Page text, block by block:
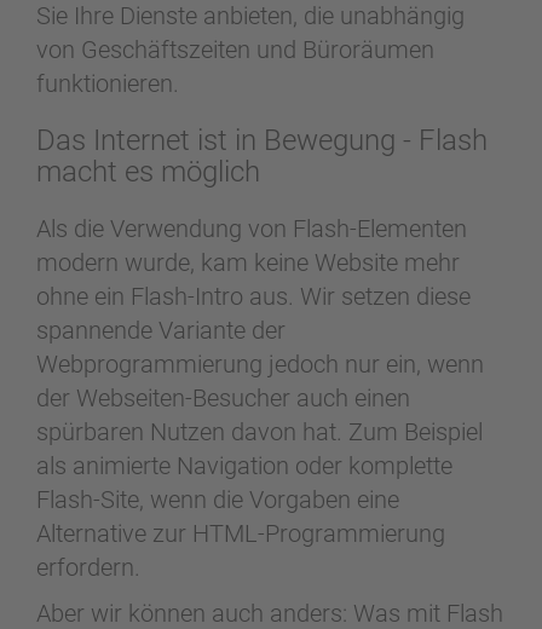
Sie Ihre Dienste anbieten, die unabhängig
von Geschäftszeiten und Büroräumen
funktionieren.
Das Internet ist in Bewegung - Flash
macht es möglich
Als die Verwendung von Flash-Elementen
modern wurde, kam keine Website mehr
ohne ein Flash-Intro aus. Wir setzen diese
spannende Variante der
Webprogrammierung jedoch nur ein, wenn
der Webseiten-Besucher auch einen
spürbaren Nutzen davon hat. Zum Beispiel
als animierte Navigation oder komplette
Flash-Site, wenn die Vorgaben eine
Alternative zur HTML-Programmierung
erfordern.
Aber wir können auch anders: Was mit Flash